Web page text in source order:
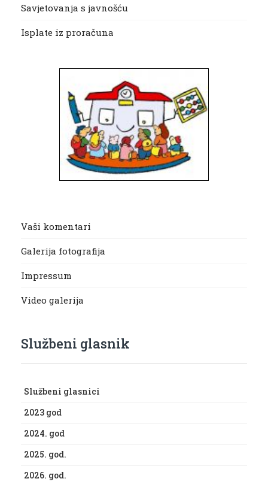
Savjetovanja s javnošću
Isplate iz proračuna
Vaši komentari
Galerija fotografija
Impressum
Video galerija
Službeni glasnik
Službeni glasnici
2023 god
2024. god
2025. god.
2026. god.